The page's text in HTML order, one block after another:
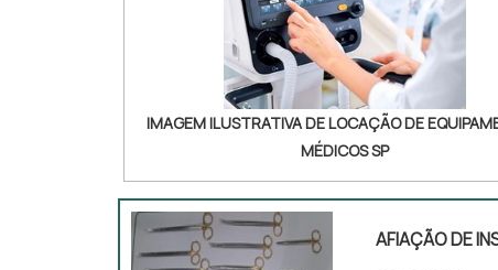
IMAGEM ILUSTRATIVA DE LOCAÇÃO DE
MÉDICOS SP
AFIAÇÃO DE